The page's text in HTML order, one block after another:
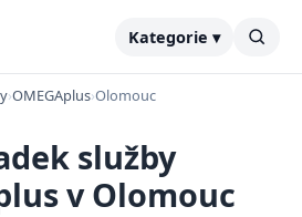
Kategorie ▾
›OMEGAplus›Olomouc
služby
v Olomouc